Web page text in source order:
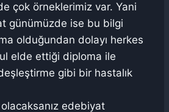
çok örneklerimiz var. Yani
günümüzde ise bu bilgi
olduğundan dolayı herkes
elde ettiği diploma ile
gibi bir hastalık
edebiyat